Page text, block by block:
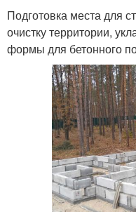
Подготовка места для
очистку территории,
формы для бетонного